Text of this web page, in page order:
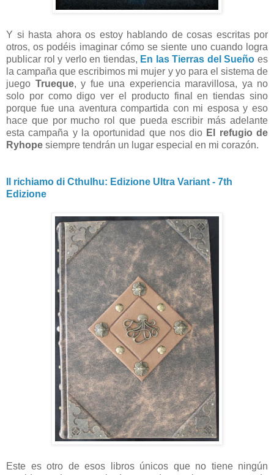
Y si hasta ahora os estoy hablando de cosas escritas por
otros, os podéis imaginar cómo se siente uno cuando logra
publicar rol y verlo en tiendas, En las Tierras del Sueño es
la campaña que escribimos mi mujer y yo para el sistema de
juego Trueque, y fue una experiencia maravillosa, ya no
solo por como digo ver el producto final en tiendas sino
porque fue una aventura compartida con mi esposa y eso
hace que por mucho rol que pueda escribir más adelante
esta campaña y la oportunidad que nos dio El refugio de
Ryhope siempre tendrán un lugar especial en mi corazón.
Il richiamo di Cthulhu: Edizione Ultra Variant - 7th
Edizione
Este es otro de esos libros únicos que no tiene ningún